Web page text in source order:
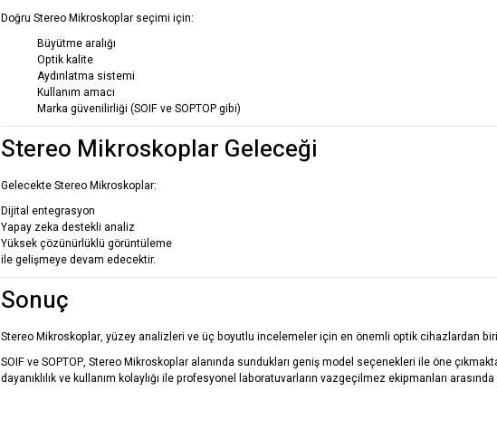
Doğru Stereo Mikroskoplar seçimi için:
Büyütme aralığı
Optik kalite
Aydınlatma sistemi
Kullanım amacı
Marka güvenilirliği (SOIF ve SOPTOP gibi)
Stereo Mikroskoplar Geleceği
Gelecekte Stereo Mikroskoplar:
Dijital entegrasyon
Yapay zeka destekli analiz
Yüksek çözünürlüklü görüntüleme
ile gelişmeye devam edecektir.
Sonuç
Stereo Mikroskoplar, yüzey analizleri ve üç boyutlu incelemeler için en önemli optik cihazlardan
SOIFveSOPTOP, Stereo Mikroskoplar alanında sundukları geniş model seçenekleri ile öne
dayanıklılık ve kullanım kolaylığı ile profesyonel laboratuvarların vazgeçilmez ekipmanları